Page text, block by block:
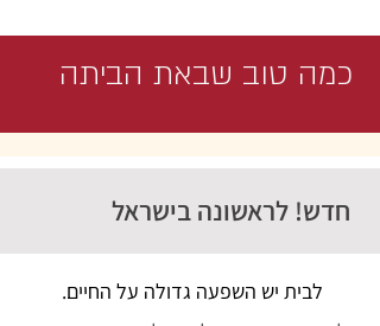
כמה טוב שבאת הביתה
לבית יש השפעה גדולה על החיים.